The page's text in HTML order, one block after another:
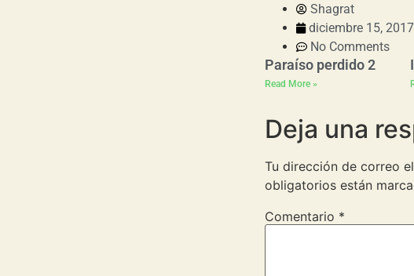
Shagrat
diciembre 15, 2017
No Comments
Paraíso perdido 2
Read More »
Deja una
Tu dirección de correo
obligatorios están
Comentario *